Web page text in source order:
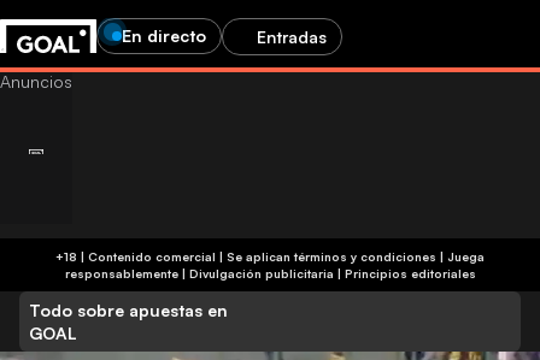
En directo Entradas
+18 | Contenido comercial | Se aplican términos y condiciones | Juega
responsablemente| Divulgación publicitaria | Principios editoriales
Todo sobre apuestas en
GOAL